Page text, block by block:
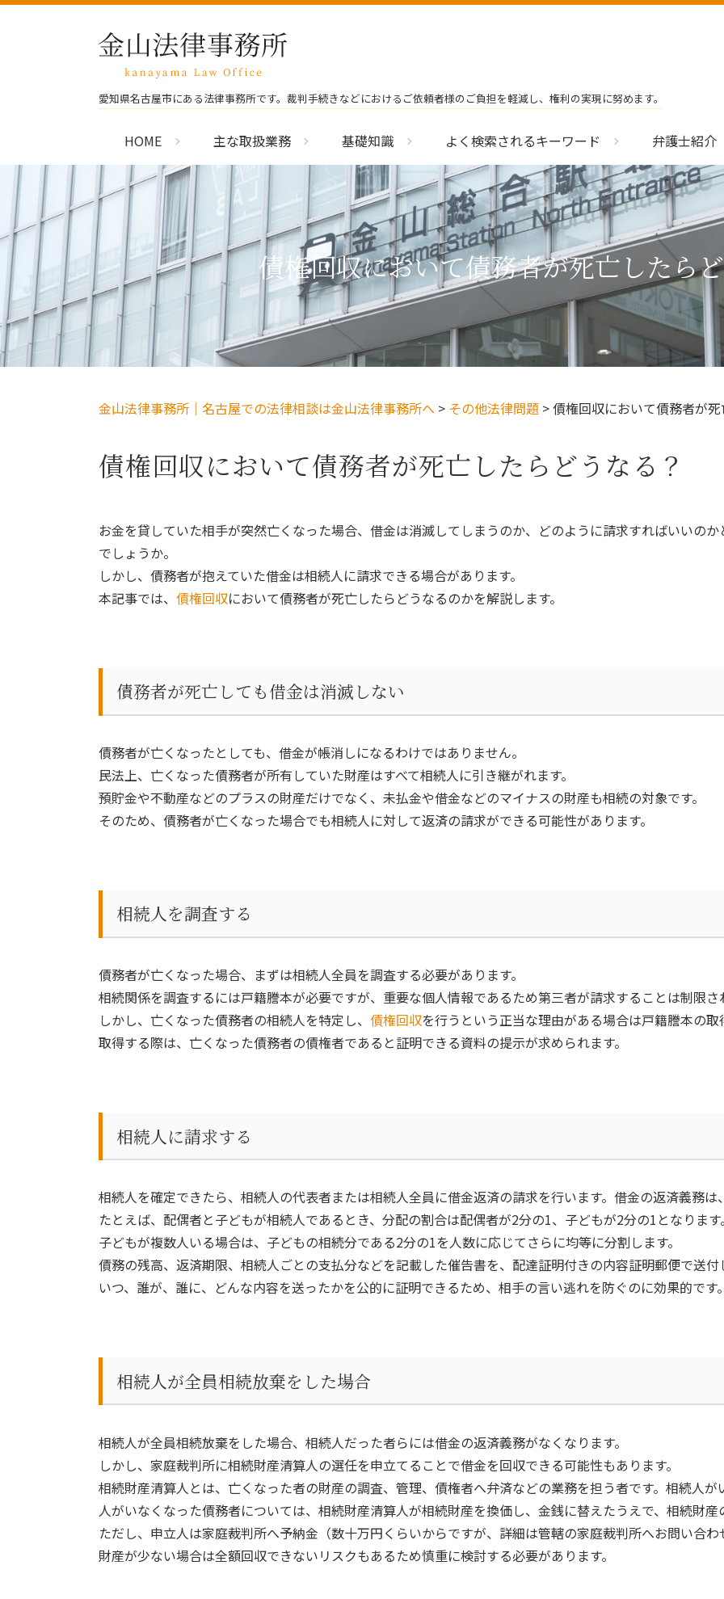
債権回収において債務者が死亡したら
愛知県名古屋市にある法律事務所です。裁判手続きなどにおけるご依頼者様のご負担を軽減し、権利の実現に努めます。
HOME 主な取扱業務 基礎知識 よく検索されるキーワード 弁護士紹介
金山法律事務所｜名古屋での法律相談は金山法律事務所へ > その他法律問題 >債権回収において債務者が
債権回収において債務者が死亡したらどうなる？
お金を貸していた相手が突然亡くなった場合、借金は消滅してしまうのか、どのように請求すればいいの
でしょうか。
しかし、債務者が抱えていた借金は相続人に請求できる場合があります。
本記事では、 債権回収において債務者が死亡したらどうなるのかを解説します。
債務者が死亡しても借金は消滅しない
債務者が亡くなったとしても、借金が帳消しになるわけではありません。
民法上、亡くなった債務者が所有していた財産はすべて相続人に引き継がれます。
預貯金や不動産などのプラスの財産だけでなく、未払金や借金などのマイナスの財産も相続の対象です。
そのため、債務者が亡くなった場合でも相続人に対して返済の請求ができる可能性があります。
相続人を調査する
債務者が亡くなった場合、まずは相続人全員を調査する必要があります。
相続関係を調査するには戸籍謄本が必要ですが、重要な個人情報であるため第三者が請求することは制限さ
しかし、亡くなった債務者の相続人を特定し、 債権回収を行うという正当な理由がある場合は戸籍謄本の取
取得する際は、亡くなった債務者の債権者であると証明できる資料の提示が求められます。
相続人に請求する
相続人を確定できたら、相続人の代表者または相続人全員に借金返済の請求を行います。借金の返済義務は
たとえば、配偶者と子どもが相続人であるとき、分配の割合は配偶者が2分の1、子どもが2分の1 となります。
子どもが複数人いる場合は、子どもの相続分である2分の1を人数に応じてさらに均等に分割します。
債務の残高、返済期限、相続人ごとの支払分などを記載した催告書を、配達証明付きの内容証明郵便で送付
いつ、誰が、誰に、どんな内容を送ったかを公的に証明できるため、相手の言い逃れを防ぐのに効果的です。
相続人が全員相続放棄をした場合
相続人が全員相続放棄をした場合、相続人だった者らには借金の返済義務がなくなります。
しかし、家庭裁判所に相続財産清算人の選任を申立てることで借金を回収できる可能性もあります。
相続財産清算人とは、亡くなった者の財産の調査、管理、債権者へ弁済などの業務を担う者です。相続人
人がいなくなった債務者については、相続財産清算人が相続財産を換価し、金銭に替えたうえで、相続財産
ただし、申立人は家庭裁判所へ予納金（数十万円くらいからですが、詳細は管轄の家庭裁判所へお問い合わ
財産が少ない場合は全額回収できないリスクもあるため慎重に検討する必要があります。